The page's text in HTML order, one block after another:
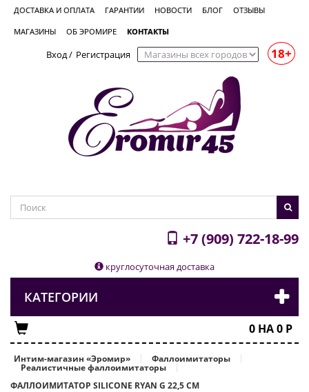
ДОСТАВКА И ОПЛАТА ГАРАНТИИ НОВОСТИ БЛОГ ОТЗЫВЫ
МАГАЗИНЫ ОБ ЭРОМИРЕ КОНТАКТЫ
Вход/ Регистрация 18+
+7 (909) 722-18-99
круглосуточная доставка
КАТЕГОРИИ
0 НА0 Р
Интим-магазин «Эромир» Фаллоимитаторы
Реалистичные фаллоимитаторы
ФАЛЛОИМИТАТОР SILICONE RYAN G 22,5 СМ